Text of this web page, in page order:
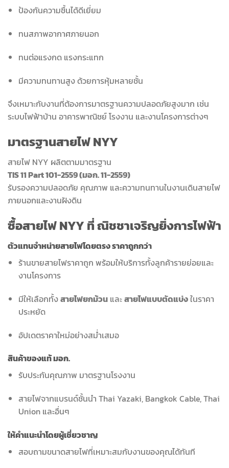
ป้องกันความชื้นได้ดีเยี่ยม
ทนสภาพอากาศภายนอก
ทนต่อแรงกด แรงกระแทก
มีความทนทานสูง ด้วยการหุ้มหลายชั้น
จึงเหมาะกับงานที่ต้องการมาตรฐานความปลอดภัยสูงมาก เช่น
ระบบไฟฟ้าบ้าน อาคารพาณิชย์ โรงงาน และงานโครงการต่างๆ
มาตรฐานสายไฟ NYY
สายไฟ NYY ผลิตตามมาตรฐาน
TIS 11 Part 101-2559 (มอก. 11-2559)
รับรองความปลอดภัย คุณภาพ และความทนทานในงานเดินสายไฟ
ภายนอกและงานฝังดิน
ซื้อสายไฟ NYY ที่ ณิชชาเจริญยิ่งการไฟฟ้า
ตัวแทนจำหน่ายสายไฟโดยตรง ราคาถูกกว่า
ร้านขายสายไฟราคาถูก พร้อมให้บริการทั้งลูกค้ารายย่อยและ
งานโครงการ
มีให้เลือกทั้งสายไฟยกม้วนและสายไฟแบบตัดแบ่งในราคา
ประหยัด
อัปเดตราคาใหม่อย่างสม่ำเสมอ
สินค้าของแท้ มอก.
รับประกันคุณภาพ มาตรฐานโรงงาน
สายไฟจากแบรนด์ชั้นนำ Thai Yazaki, Bangkok Cable, Thai
Union และอื่นๆ
ให้คำแนะนำโดยผู้เชี่ยวชาญ
สอบถามขนาดสายไฟที่เหมาะสมกับงานของคุณได้ทันที